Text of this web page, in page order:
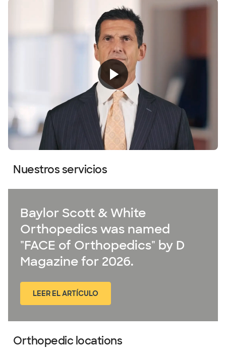
Nuestros servicios
Baylor Scott & White
Orthopedics was named
"FACE of Orthopedics" by D
Magazine for 2026.
LEER EL ARTÍCULO(abre en ventana nueva)
Orthopedic locations